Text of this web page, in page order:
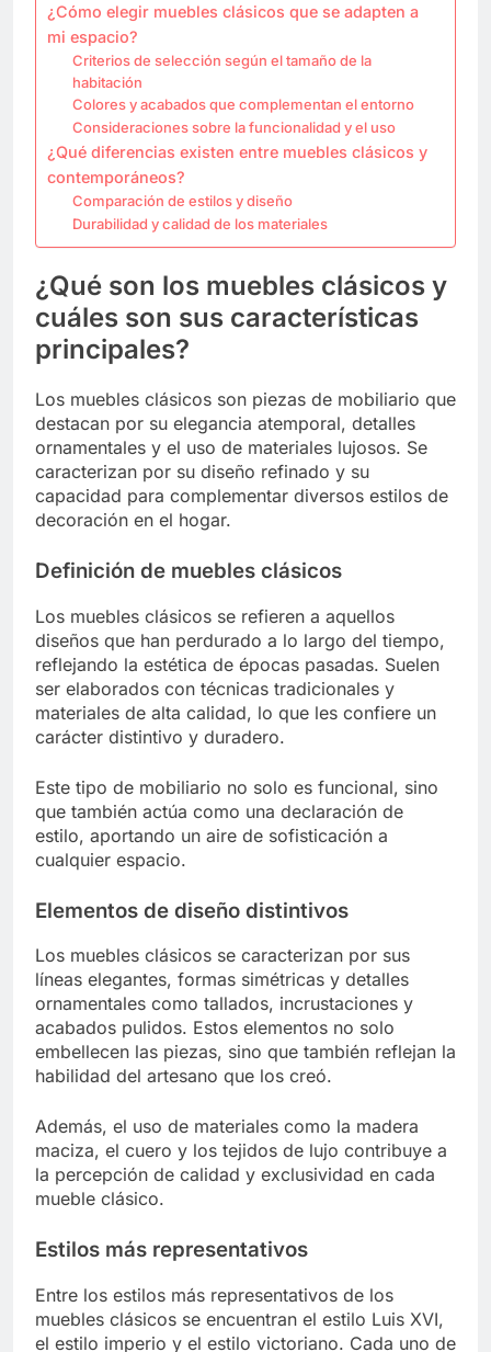
¿Cómo elegir muebles clásicos que se adapten a
mi espacio?
Criterios de selección según el tamaño de la
habitación
Colores y acabados que complementan el entorno
Consideraciones sobre la funcionalidad y el uso
¿Qué diferencias existen entre muebles clásicos y
contemporáneos?
Comparación de estilos y diseño
Durabilidad y calidad de los materiales
¿Qué son los muebles clásicos y
cuáles son sus características
principales?
Los muebles clásicos son piezas de mobiliario que
destacan por su elegancia atemporal, detalles
ornamentales y el uso de materiales lujosos. Se
caracterizan por su diseño refinado y su
capacidad para complementar diversos estilos de
decoración en el hogar.
Definición de muebles clásicos
Los muebles clásicos se refieren a aquellos
diseños que han perdurado a lo largo del tiempo,
reflejando la estética de épocas pasadas. Suelen
ser elaborados con técnicas tradicionales y
materiales de alta calidad, lo que les confiere un
carácter distintivo y duradero.
Este tipo de mobiliario no solo es funcional, sino
que también actúa como una declaración de
estilo, aportando un aire de sofisticación a
cualquier espacio.
Elementos de diseño distintivos
Los muebles clásicos se caracterizan por sus
líneas elegantes, formas simétricas y detalles
ornamentales como tallados, incrustaciones y
acabados pulidos. Estos elementos no solo
embellecen las piezas, sino que también reflejan la
habilidad del artesano que los creó.
Además, el uso de materiales como la madera
maciza, el cuero y los tejidos de lujo contribuye a
la percepción de calidad y exclusividad en cada
mueble clásico.
Estilos más representativos
Entre los estilos más representativos de los
muebles clásicos se encuentran el estilo Luis XVI,
el estilo imperio y el estilo victoriano. Cada uno de